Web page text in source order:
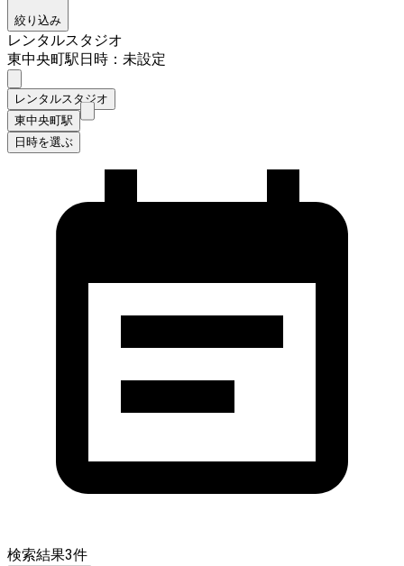
絞り込み
レンタルスタジオ
東中央町駅日時：未設定
レンタルスタジオ
東中央町駅
日時を選ぶ
検索結果3件